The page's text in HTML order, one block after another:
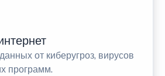
от киберугроз, вирусов
программ.